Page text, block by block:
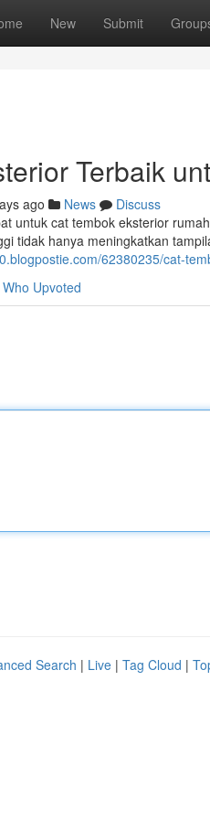
New Submit
Terbaik
ago News
Discuss
untuk cat tembok eksterior
tidak hanya meningkatkan
62380235/cat-
Who Upvoted
Search | Live | Tag Cloud |